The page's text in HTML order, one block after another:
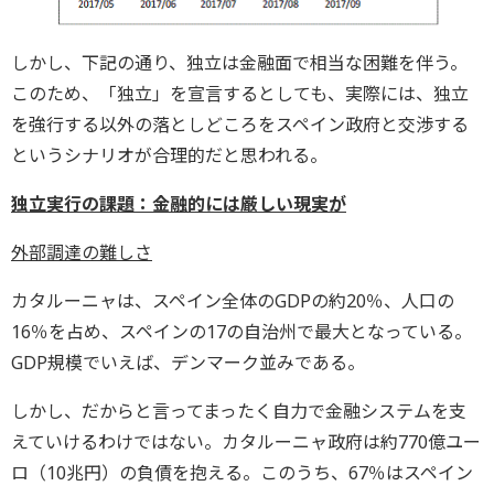
しかし、下記の通り、独立は金融面で相当な困難を伴う。
このため、「独立」を宣言するとしても、実際には、独立
を強行する以外の落としどころをスペイン政府と交渉する
というシナリオが合理的だと思われる。
独立実行の課題：金融的には厳しい現実が
外部調達の難しさ
カタルーニャは、スペイン全体のGDPの約20％、人口の
16％を占め、スペインの17の自治州で最大となっている。
GDP規模でいえば、デンマーク並みである。
しかし、だからと言ってまったく自力で金融システムを支
えていけるわけではない。カタルーニャ政府は約770億ユー
ロ（10兆円）の負債を抱える。このうち、67％はスペイン